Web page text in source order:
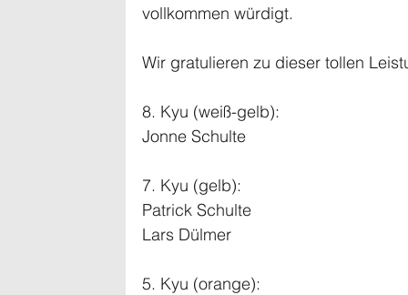
vollkommen würdigt.
Wir gratulieren zu dieser tollen
8. Kyu (weiß-gelb):
Jonne Schulte
7. Kyu (gelb):
Patrick Schulte
Lars Dülmer
5. Kyu (orange):